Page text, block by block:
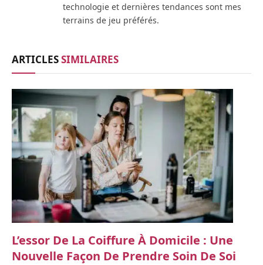
technologie et dernières tendances sont mes
terrains de jeu préférés.
ARTICLESSIMILAIRES
L’essor De La Coiffure À Domicile : Une
Nouvelle Façon De Prendre Soin De Soi